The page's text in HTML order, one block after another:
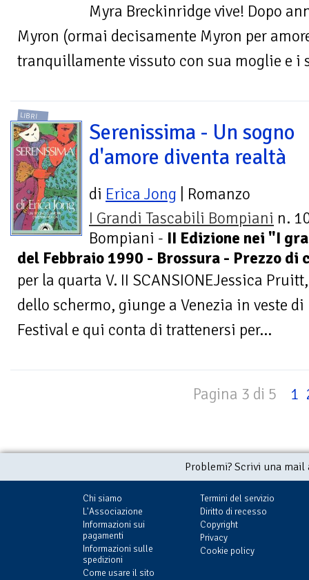
Myra Breckinridge vive! Dopo
Myron (ormai decisamente Myron per
tranquillamente vissuto con sua moglie e i
LIBRI
Serenissima - Un sogno
d'amore diventa realtà
di Erica Jong | Romanzo
I Grandi Tascabili Bompiani n.
Bompiani - II Edizione nei "I
del Febbraio 1990 - Brossura - Prezzo
per la quarta V. II SCANSIONEJessica
dello schermo, giunge a Venezia in veste
Festival e qui conta di trattenersi per...
Pagina 3 di 5 1
Problemi? Scrivi una
Chi siamo
L'Associazione
Informazioni sui
pagamenti
Informazioni sulle
spedizioni
Come usare il sito
Termini del servizio
Diritto di recesso
Copyright
Privacy
Cookie policy